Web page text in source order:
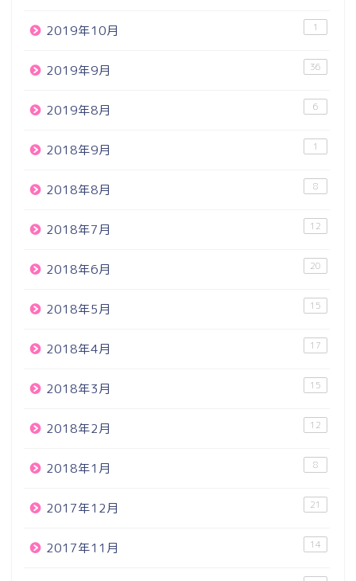
2019年10月 1
2019年9月 36
2019年8月 6
2018年9月 1
2018年8月 8
2018年7月 12
2018年6月 20
2018年5月 15
2018年4月 17
2018年3月 15
2018年2月 12
2018年1月 8
2017年12月 21
2017年11月 14